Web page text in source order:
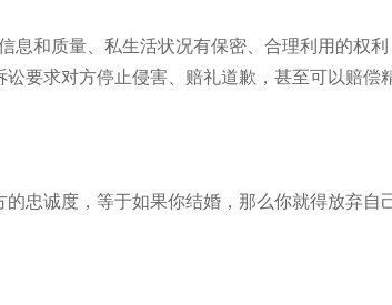
和质量、私生活状况有保密、合理利用的权利
要求对方停止侵害、赔礼道歉，甚至可以赔偿
诚度，等于如果你结婚，那么你就得放弃自